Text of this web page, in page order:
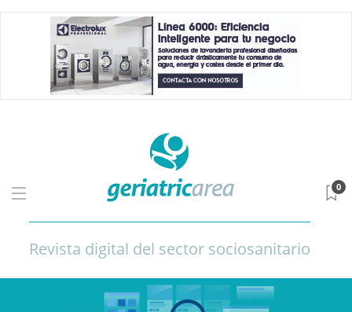
Revista digital del sector sociosanitario
0